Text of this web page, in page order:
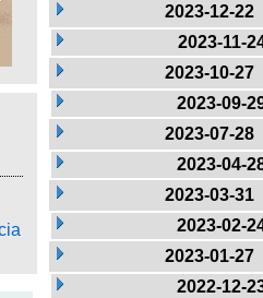
2023-12-22
2023-11-
2023-10-27
2023-09-
2023-07-28
2023-04-
2023-03-31
2023-02-
2023-01-27
2022-12-